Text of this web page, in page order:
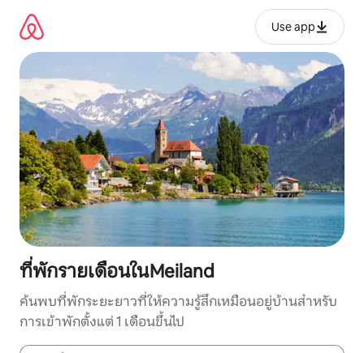
เนื้อหา
Use app
ที่พักรายเดือนในMeiland
ค้นพบที่พักระยะยาวที่ให้ความรู้สึกเหมือนอยู่บ้านสำหรับ
การเข้าพักตั้งแต่ 1 เดือนขึ้นไป